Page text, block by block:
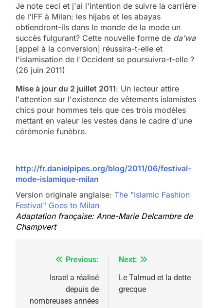
Je note ceci et j'ai l'intention de suivre la carrière
de l'IFF à Milan: les hijabs et les abayas
obtiendront-ils dans le monde de la mode un
succès fulgurant? Cette nouvelle forme de da'wa
[appel à la conversion] réussira-t-elle et
l'islamisation de l'Occident se poursuivra-t-elle ?
(26 juin 2011)
Mise à jour du 2 juillet 2011: Un lecteur attire
l'attention sur l'existence de vêtements islamistes
chics pour hommes tels que ces trois modèles
mettant en valeur les vestes dans le cadre d'une
cérémonie funèbre.
http://fr.danielpipes.org/blog/2011/06/festival-
mode-islamique-milan
Version originale anglaise: The "Islamic Fashion
Festival" Goes to Milan
Adaptation française: Anne-Marie Delcambre de
Champvert
Navigation
l’article
Previous:
Israel a réalisé
depuis de
nombreuses années
Next:
Le Talmud et la dette
grecque
5
2025, l’année la plus
l’antisémitisme
FIÈRE, DIGNE ET RÉSILIENTE :
POURQUOI JE REVENDIQUE